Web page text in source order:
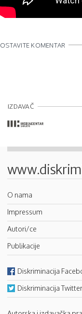
OSTAVITE KOMENTAR
IZDAVAČ
O nama
Impressum
Autori/ce
Publikacije
Diskriminacija
Diskriminacija Twitter